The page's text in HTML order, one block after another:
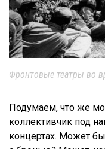
Фронтовые театры во
Подумаем, что же
коллективчик под
концертах. Может